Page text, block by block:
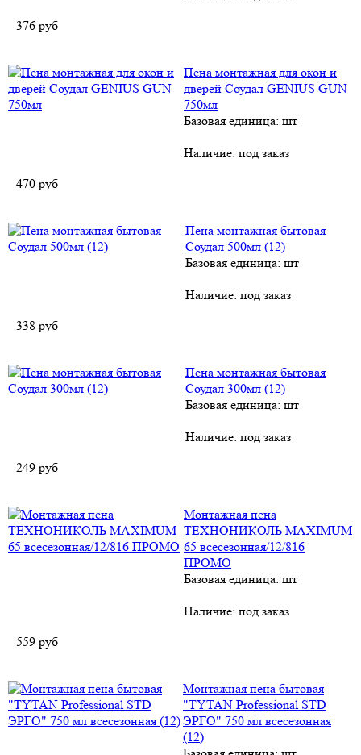
376 руб
Пена монтажная для окон и
дверей Соудал GENIUS GUN
750мл
Базовая единица: шт
Наличие: под заказ
470 руб
Пена монтажная бытовая
Соудал 500мл (12)
Базовая единица: шт
Наличие: под заказ
338 руб
Пена монтажная бытовая
Соудал 300мл (12)
Базовая единица: шт
Наличие: под заказ
249 руб
Монтажная пена
ТЕХНОНИКОЛЬ MAXIMUM
65 всесезонная/12/816
ПРОМО
Базовая единица: шт
Наличие: под заказ
559 руб
Монтажная пена бытовая
"TYTAN Professional STD
ЭРГО" 750 мл всесезонная
(12)